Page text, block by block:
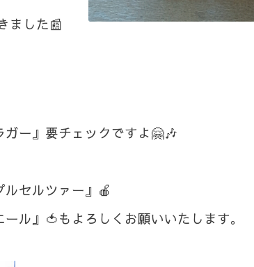
ました📰
ー』要チェックですよ🤗🎶
セルツァー』🍎
ル』🍅もよろしくお願いいたします。